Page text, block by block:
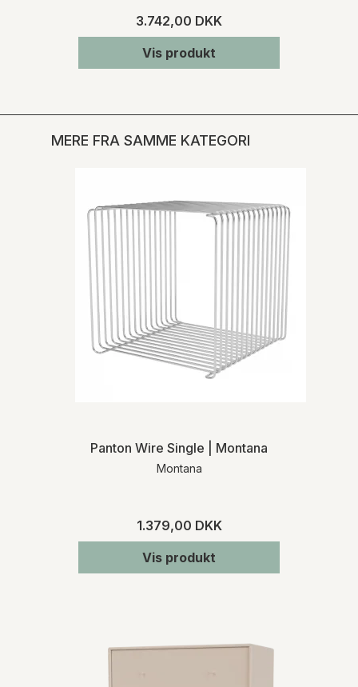
3.742,00 DKK
Vis produkt
MERE FRA SAMME KATEGORI
Panton Wire Single | Montana
Montana
1.379,00 DKK
Vis produkt